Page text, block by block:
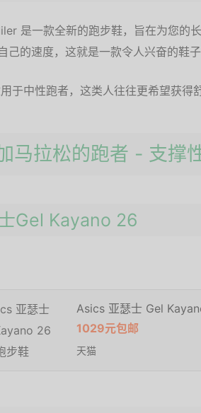
是一款全新的跑步鞋，旨在为您的
己的速度，这就是一款令人兴奋的鞋
于中性跑者，这类人往往更希望获得
马拉松的跑者 - 支撑
Gel Kayano 26
Asics 亚瑟士 Gel
1029元包邮
天猫